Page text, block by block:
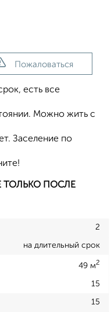
Пожаловаться
есть все
Можно жить с
Заселение по
ТОЛЬКО ПОСЛЕ
2
на длительный срок
49 м2
15
15